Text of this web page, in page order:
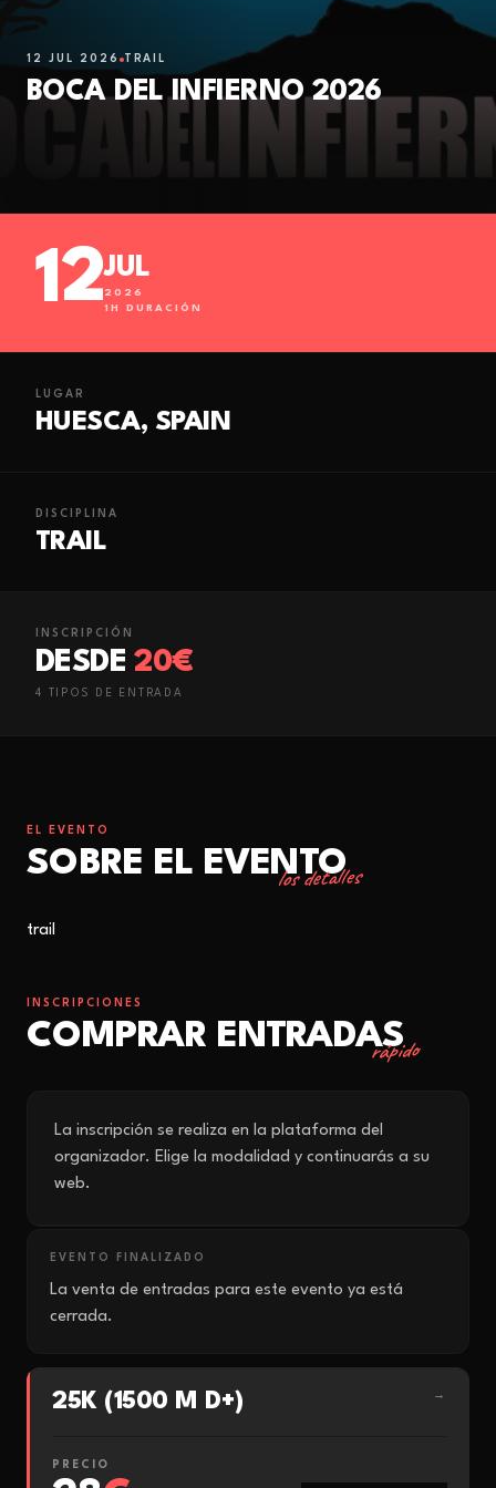
12 JUL 2026 TRAIL
BOCA DEL INFIERNO 2026
12JUL
2026
1H DURACIÓN
LUGAR
HUESCA, SPAIN
DISCIPLINA
TRAIL
INSCRIPCIÓN
DESDE 20€
4 TIPO S DE ENTRADA
EL EVENTO
SOBRE EL EVENTO
los detalles
trail
INSCRIPCIONES
COMPRAR ENTRADAS
rápido
La inscripción se realiza en la plataforma del
organizador. Elige la modalidad y continuarás a su
web.
EVENTO FINALIZADO
La venta de entradas para este evento ya está
cerrada.
25K (1500 M D+) →
PRECIO